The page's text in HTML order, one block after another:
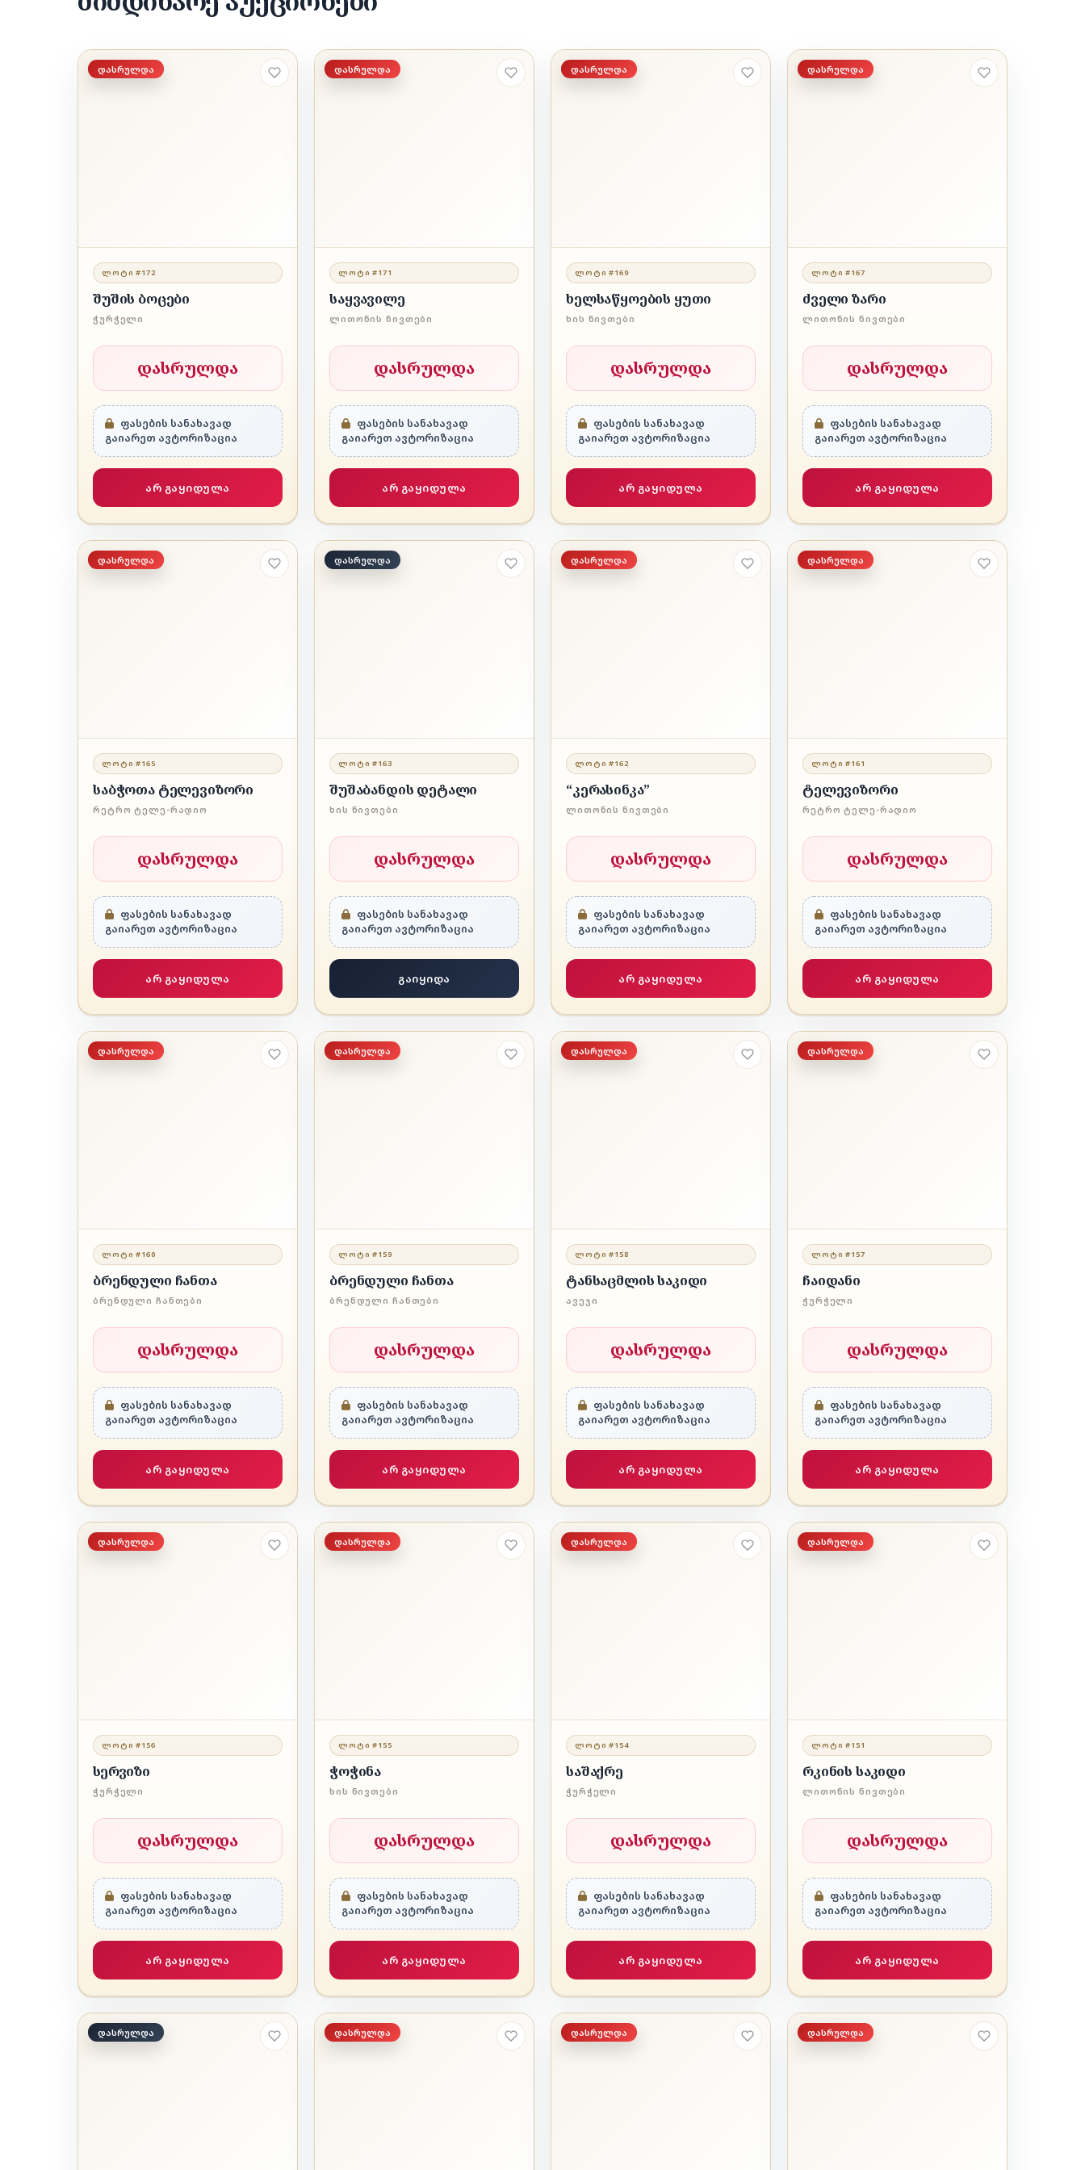
დასრულდა
ᲚᲝᲢᲘ #172
შუშის ბოცები
ᲭᲣᲠᲭᲔᲚᲘ
დასრულდა
ფასების სანახავად
გაიარეთ ავტორიზაცია
არ გაყიდულა
დასრულდა
ᲚᲝᲢᲘ #171
საყვავილე
ᲚᲘᲗᲝᲜᲘᲡ ᲜᲘᲕᲗᲔᲑᲘ
დასრულდა
ფასების სანახავად
გაიარეთ ავტორიზაცია
არ გაყიდულა
დასრულდა
ᲚᲝᲢᲘ #169
ხელსაწყოების ყუთი
ᲮᲘᲡ ᲜᲘᲕᲗᲔᲑᲘ
დასრულდა
ფასების სანახავად
გაიარეთ ავტორიზაცია
არ გაყიდულა
დასრულდა
ᲚᲝᲢᲘ #167
ძველი ზარი
ᲚᲘᲗᲝᲜᲘᲡ ᲜᲘᲕᲗᲔᲑᲘ
დასრულდა
ფასების სანახავად
გაიარეთ ავტორიზაცია
არ გაყიდულა
დასრულდა
ᲚᲝᲢᲘ #165
საბჭოთა ტელევიზორი
ᲠᲔᲢᲠᲝ ᲢᲔᲚᲔ-ᲠᲐᲓᲘᲝ
დასრულდა
ფასების სანახავად
გაიარეთ ავტორიზაცია
არ გაყიდულა
დასრულდა
ᲚᲝᲢᲘ #163
შუშაბანდის დეტალი
ᲮᲘᲡ ᲜᲘᲕᲗᲔᲑᲘ
დასრულდა
ფასების სანახავად
გაიარეთ ავტორიზაცია
გაიყიდა
დასრულდა
ᲚᲝᲢᲘ #162
“კერასინკა”
ᲚᲘᲗᲝᲜᲘᲡ ᲜᲘᲕᲗᲔᲑᲘ
დასრულდა
ფასების სანახავად
გაიარეთ ავტორიზაცია
არ გაყიდულა
დასრულდა
ᲚᲝᲢᲘ #161
ტელევიზორი
ᲠᲔᲢᲠᲝ ᲢᲔᲚᲔ-ᲠᲐᲓᲘᲝ
დასრულდა
ფასების სანახავად
გაიარეთ ავტორიზაცია
არ გაყიდულა
დასრულდა
ᲚᲝᲢᲘ #160
ბრენდული ჩანთა
ᲑᲠᲔᲜᲓᲣᲚᲘ ᲩᲐᲜᲗᲔᲑᲘ
დასრულდა
ფასების სანახავად
გაიარეთ ავტორიზაცია
არ გაყიდულა
დასრულდა
ᲚᲝᲢᲘ #159
ბრენდული ჩანთა
ᲑᲠᲔᲜᲓᲣᲚᲘ ᲩᲐᲜᲗᲔᲑᲘ
დასრულდა
ფასების სანახავად
გაიარეთ ავტორიზაცია
არ გაყიდულა
დასრულდა
ᲚᲝᲢᲘ #158
ტანსაცმლის საკიდი
ᲐᲕᲔᲯᲘ
დასრულდა
ფასების სანახავად
გაიარეთ ავტორიზაცია
არ გაყიდულა
დასრულდა
ᲚᲝᲢᲘ #157
ჩაიდანი
ᲭᲣᲠᲭᲔᲚᲘ
დასრულდა
ფასების სანახავად
გაიარეთ ავტორიზაცია
არ გაყიდულა
დასრულდა
ᲚᲝᲢᲘ #156
სერვიზი
ᲭᲣᲠᲭᲔᲚᲘ
დასრულდა
ფასების სანახავად
გაიარეთ ავტორიზაცია
არ გაყიდულა
დასრულდა
ᲚᲝᲢᲘ #155
ჭოჭინა
ᲮᲘᲡ ᲜᲘᲕᲗᲔᲑᲘ
დასრულდა
ფასების სანახავად
გაიარეთ ავტორიზაცია
არ გაყიდულა
დასრულდა
ᲚᲝᲢᲘ #154
საშაქრე
ᲭᲣᲠᲭᲔᲚᲘ
დასრულდა
ფასების სანახავად
გაიარეთ ავტორიზაცია
არ გაყიდულა
დასრულდა
ᲚᲝᲢᲘ #151
რკინის საკიდი
ᲚᲘᲗᲝᲜᲘᲡ ᲜᲘᲕᲗᲔᲑᲘ
დასრულდა
ფასების სანახავად
გაიარეთ ავტორიზაცია
არ გაყიდულა
დასრულდა დასრულდა დასრულდა დასრულდა